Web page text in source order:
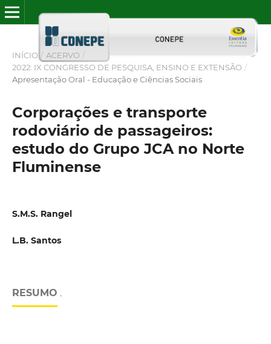
INÍCIO / ACERVO /
2022: IX CONGRESSO DE PESQUISA, ENSINO E EXTENSÃO /
Apresentação Oral - Educação e Ciências Sociais
Corporações e transporte
rodoviário de passageiros:
estudo do Grupo JCA no Norte
Fluminense
S.M.S. Rangel
L.B. Santos
RESUMO .